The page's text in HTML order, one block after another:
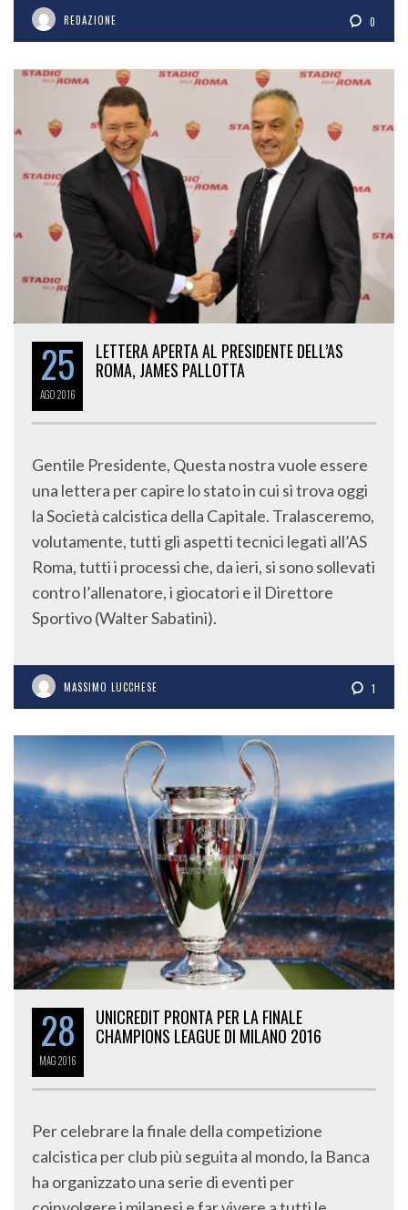
REDAZIONE 0
25
AGO2016
LETTERA APERTA AL PRESIDENTE DELL’AS
ROMA, JAMES PALLOTTA
Gentile Presidente, Questa nostra vuole essere
una lettera per capire lo stato in cui si trova oggi
la Società calcistica della Capitale. Tralasceremo,
volutamente, tutti gli aspetti tecnici legati all’AS
Roma, tutti i processi che, da ieri, si sono sollevati
contro l’allenatore, i giocatori e il Direttore
Sportivo (Walter Sabatini).
MASSIMO LUCCHESE 1
28
MAG2016
UNICREDIT PRONTA PER LA FINALE
CHAMPIONS LEAGUE DI MILANO 2016
Per celebrare la finale della competizione
calcistica per club più seguita al mondo, la Banca
ha organizzato una serie di eventi per